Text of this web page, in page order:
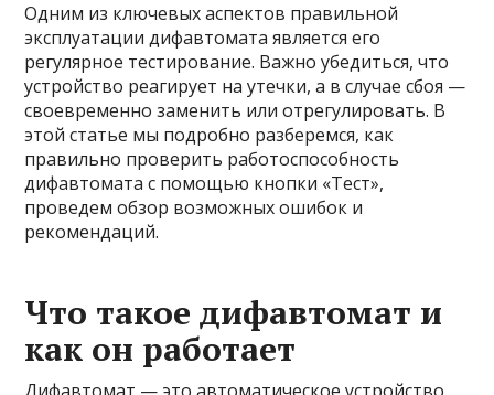
Одним из ключевых аспектов правильной
эксплуатации дифавтомата является его
регулярное тестирование. Важно убедиться, что
устройство реагирует на утечки, а в случае сбоя —
своевременно заменить или отрегулировать. В
этой статье мы подробно разберемся, как
правильно проверить работоспособность
дифавтомата с помощью кнопки «Тест»,
проведем обзор возможных ошибок и
рекомендаций.
Что такое дифавтомат и
как он работает